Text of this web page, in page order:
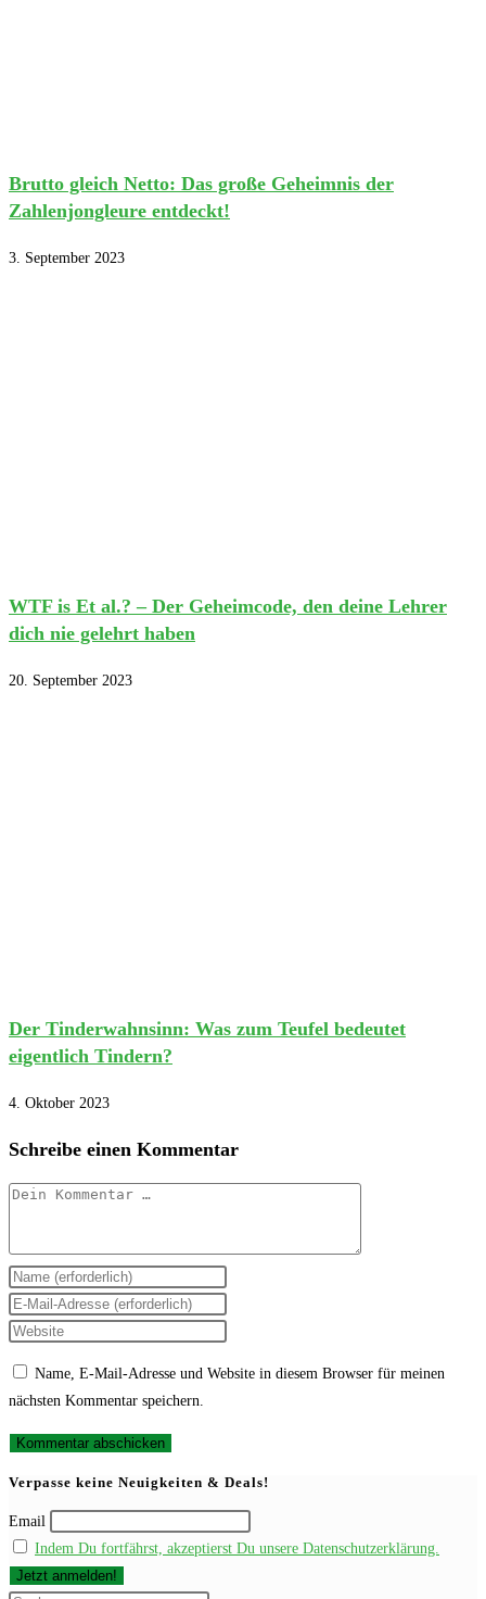
Brutto gleich Netto: Das große Geheimnis der
Zahlenjongleure entdeckt!
3. September 2023
WTF is Et al.? – Der Geheimcode, den deine Lehrer
dich nie gelehrt haben
20. September 2023
Der Tinderwahnsinn: Was zum Teufel bedeutet
eigentlich Tindern?
4. Oktober 2023
Schreibe einen Kommentar
Kommentar
Gib
deinen
Namen
Benutzernamen
zum
Kommentieren
Gib
deine
Mail-
Adresse
zum
ein
Gib
Website-
URL
ein
Name, E-Mail-Adresse und Website in diesem Browser für meinen
nächsten Kommentar speichern.
Verpasse keine Neuigkeiten & Deals!
Email
Indem Du fortfährst, akzeptierst Du unsere Datenschutzerklärung.